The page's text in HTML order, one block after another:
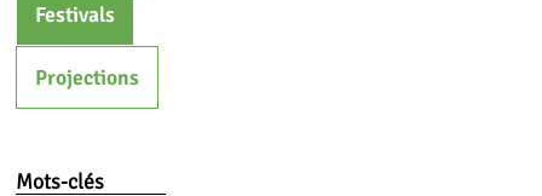
Festivals
Projections
Mots-clés